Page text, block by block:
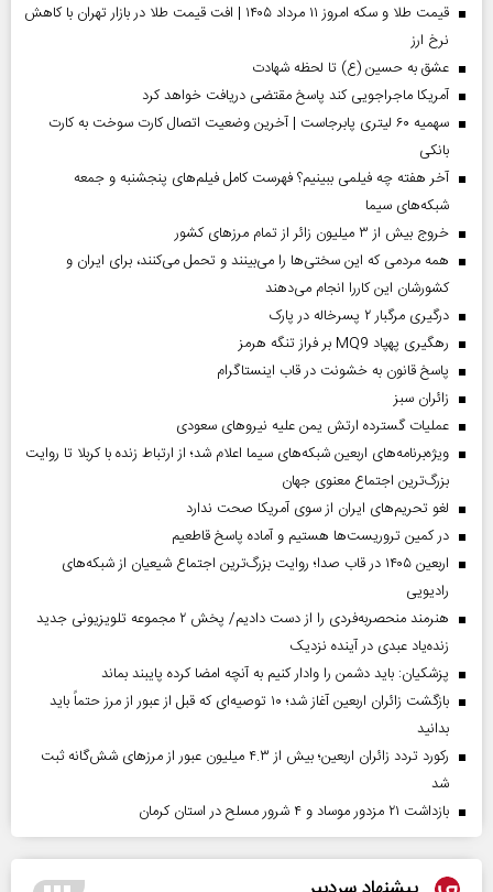
قیمت طلا و سکه امروز ۱۱ مرداد ۱۴۰۵ | افت قیمت طلا در بازار تهران با کاهش
نرخ ارز
عشق به حسین (ع) تا لحظه شهادت
آمریکا ماجراجویی کند پاسخ مقتضی دریافت خواهد کرد
سهمیه ۶۰ لیتری پابرجاست | آخرین وضعیت اتصال کارت سوخت به کارت
بانکی
آخر هفته چه فیلمی ببینیم؟ فهرست کامل فیلم‌های پنجشنبه و جمعه
شبکه‌های سیما
خروج بیش از ۳ میلیون زائر از تمام مرز‌های کشور
همه مردمی که این سختی‌ها را می‌بینند و تحمل می‌کنند، برای ایران و
کشورشان این کاررا انجام می‌دهند
درگیری مرگبار ۲ پسرخاله در پارک
رهگیری پهپاد MQ9 بر فراز تنگه هرمز
پاسخ قانون به خشونت در قاب اینستاگرام
‌زائران سبز
عملیات گسترده ارتش یمن علیه نیروهای سعودی
ویژه‌برنامه‌های اربعین شبکه‌های سیما اعلام شد؛ از ارتباط زنده با کربلا تا روایت
بزرگ‌ترین اجتماع معنوی جهان
لغو تحریم‌های ایران از سوی آمریکا صحت ندارد
در کمین تروریست‌ها هستیم و آماده پاسخ قاطعیم
اربعین ۱۴۰۵ در قاب صدا؛ روایت بزرگ‌ترین اجتماع شیعیان از شبکه‌های
رادیویی
هنرمند منحصر‌به‌فردی را از دست دادیم/ پخش ۲ مجموعه تلویزیونی جدید
زنده‌یاد عبدی در آینده نزدیک
پزشکیان: باید دشمن را وادار کنیم به آنچه امضا کرده پایبند بماند
بازگشت زائران اربعین آغاز شد؛ ۱۰ توصیه‌ای که قبل از عبور از مرز حتماً باید
بدانید
رکورد تردد زائران اربعین؛ بیش از ۴.۳ میلیون عبور از مرزهای شش‌گانه ثبت
شد
بازداشت ۲۱ مزدور موساد و ۴ شرور مسلح در استان کرمان